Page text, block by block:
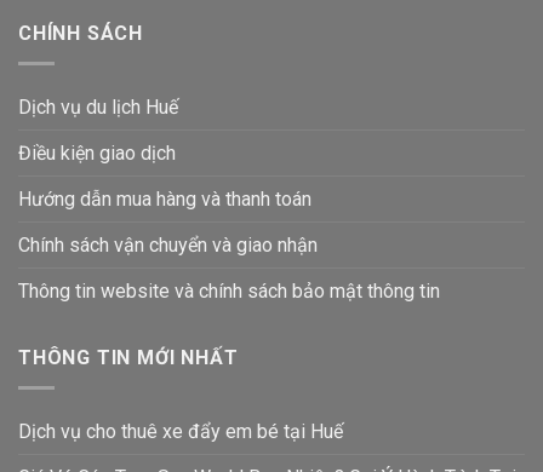
CHÍNH SÁCH
Dịch vụ du lịch Huế
Điều kiện giao dịch
Hướng dẫn mua hàng và thanh toán
Chính sách vận chuyển và giao nhận
Thông tin website và chính sách bảo mật thông tin
THÔNG TIN MỚI NHẤT
Dịch vụ cho thuê xe đẩy em bé tại Huế